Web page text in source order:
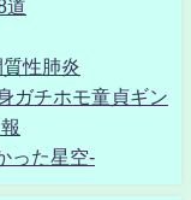
道
性肺炎
ガチホモ童貞ギン
った星空-